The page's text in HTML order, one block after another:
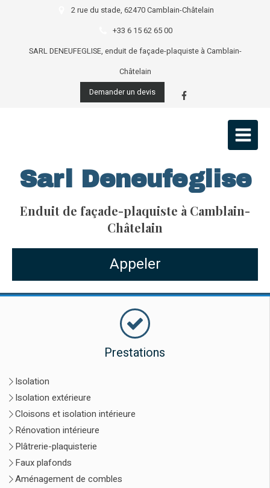
2 rue du stade, 62470 Camblain-Châtelain
+33 6 15 62 65 00
SARL DENEUFEGLISE, enduit de façade-plaquiste à Camblain-
Châtelain
Demander un devis
Sarl Deneufeglise
Enduit de façade-plaquiste à Camblain-
Châtelain
Appeler
Prestations
Isolation
Isolation extérieure
Cloisons et isolation intérieure
Rénovation intérieure
Plâtrerie-plaquisterie
Faux plafonds
Aménagement de combles